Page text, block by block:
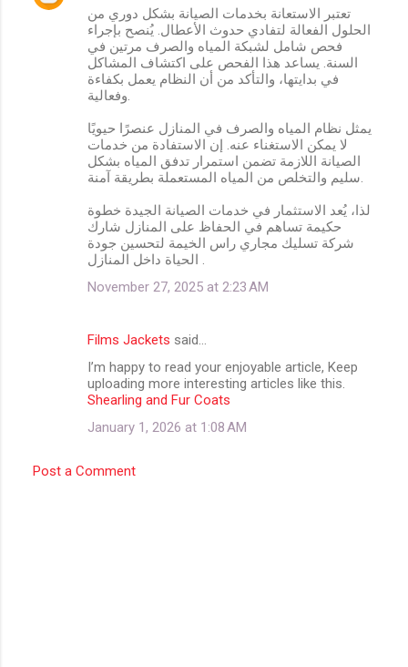
تعتبر الاستعانة بخدمات الصيانة بشكل دوري من
الحلول الفعالة لتفادي حدوث الأعطال. يُنصح بإجراء
فحص شامل لشبكة المياه والصرف مرتين في
السنة. يساعد هذا الفحص على اكتشاف المشاكل
في بدايتها، والتأكد من أن النظام يعمل بكفاءة
يمثل نظام المياه والصرف في المنازل عنصرًا حيويًا
لا يمكن الاستغناء عنه. إن الاستفادة من خدمات
الصيانة اللازمة تضمن استمرار تدفق المياه بشكل
لذا، يُعد الاستثمار في خدمات الصيانة الجيدة خطوة
حكيمة تساهم في الحفاظ على المنازل شارك
شركة تسليك مجاري راس الخيمة لتحسين جودة
November 27, 2025 at 2:23 AM
Films Jackets said…
I’m happy to read your enjoyable article, Keep
uploading more interesting articles like this.
Shearling and Fur Coats
January 1, 2026 at 1:08 AM
Post a Comment